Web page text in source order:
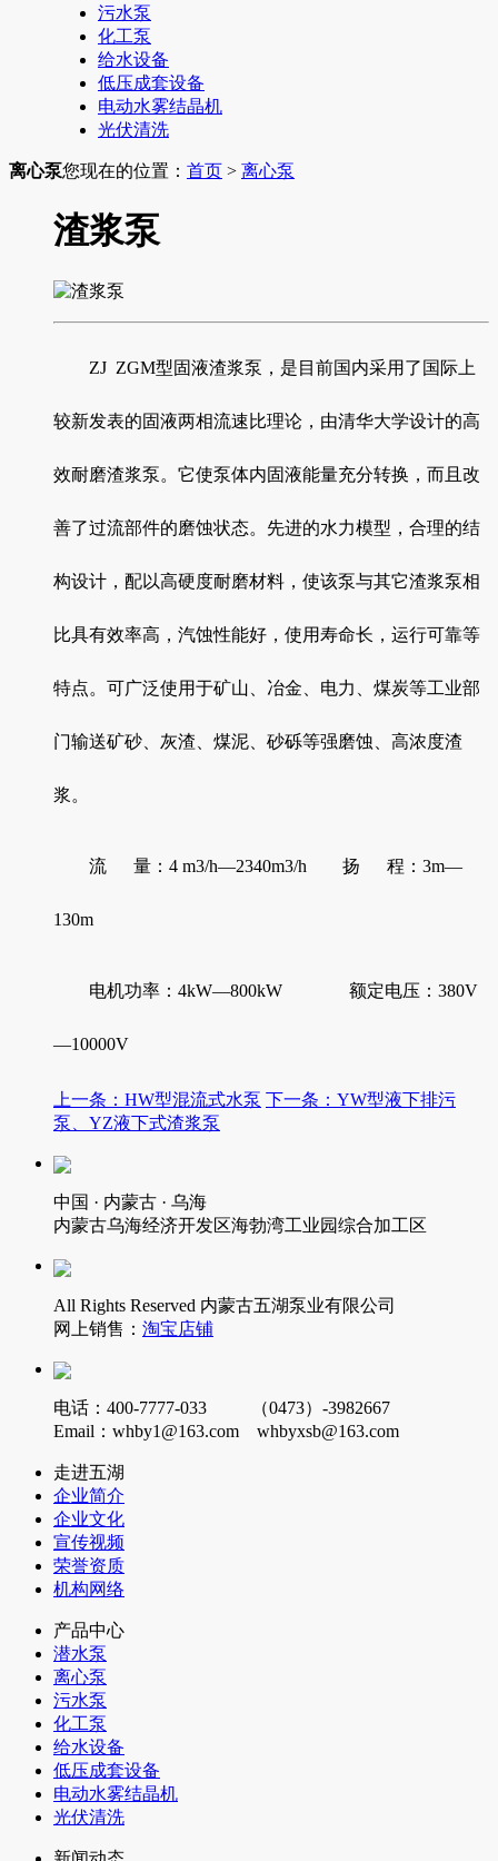
污水泵
化工泵
给水设备
低压成套设备
电动水雾结晶机
光伏清洗
离心泵您现在的位置： 首页 > 离心泵
渣浆泵
ZJ ZGM型固液渣浆泵，是目前国内采用了国际上
较新发表的固液两相流速比理论，由清华大学设计的高
效耐磨渣浆泵。它使泵体内固液能量充分转换，而且改
善了过流部件的磨蚀状态。先进的水力模型，合理的结
构设计，配以高硬度耐磨材料，使该泵与其它渣浆泵相
比具有效率高，汽蚀性能好，使用寿命长，运行可靠等
特点。可广泛使用于矿山、冶金、电力、煤炭等工业部
门输送矿砂、灰渣、煤泥、砂砾等强磨蚀、高浓度渣
浆。
流 量：4 m3/h—2340m3/h 扬 程：3m—
130m
电机功率：4kW—800kW 额定电压：380V
—10000V
上一条：HW型混流式水泵 下一条：YW型液下排污
泵、YZ液下式渣浆泵
中国 · 内蒙古 · 乌海
内蒙古乌海经济开发区海勃湾工业园综合加工区
All Rights Reserved 内蒙古五湖泵业有限公司
网上销售： 淘宝店铺
电话：400-7777-033 （0473）-3982667
Email：whby1@163.com whbyxsb@163.com
走进五湖
企业简介
企业文化
宣传视频
荣誉资质
机构网络
产品中心
潜水泵
离心泵
污水泵
化工泵
给水设备
低压成套设备
电动水雾结晶机
光伏清洗